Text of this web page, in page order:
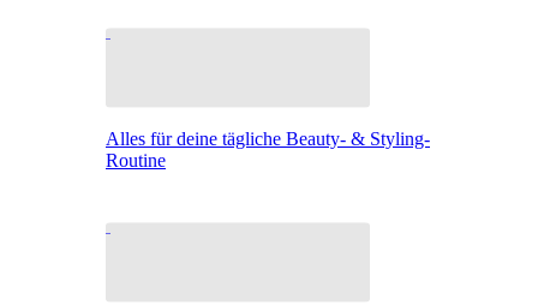
Alles für deine tägliche Beauty- & Styling-
Routine